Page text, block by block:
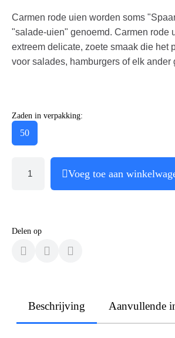
Carmen rode uien worden soms
"salade-uien" genoemd. Carmen rode
extreem delicate, zoete smaak die het
voor salades, hamburgers of elk ander
Zaden in verpakking:
50
Voeg toe aan
Delen op
Beschrijving Aanvullende